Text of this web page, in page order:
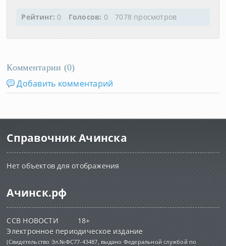
Рейтинг:0 Голосов: 0 7078 просмотров
Комментарии (0)
Добавить комментарий
Справочник Ачинска
Нет объектов для отображения
Ачинск.рф
ССВ НОВОСТИ 18+
Электронное периодическое издание
(Свидетельство Эл.№ФС77-43487, выдано Федеральной службой по